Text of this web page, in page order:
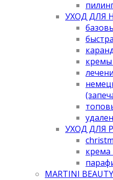
УХОД ДЛЯ
кремы
УХОД ДЛЯ
крема
MARTINI